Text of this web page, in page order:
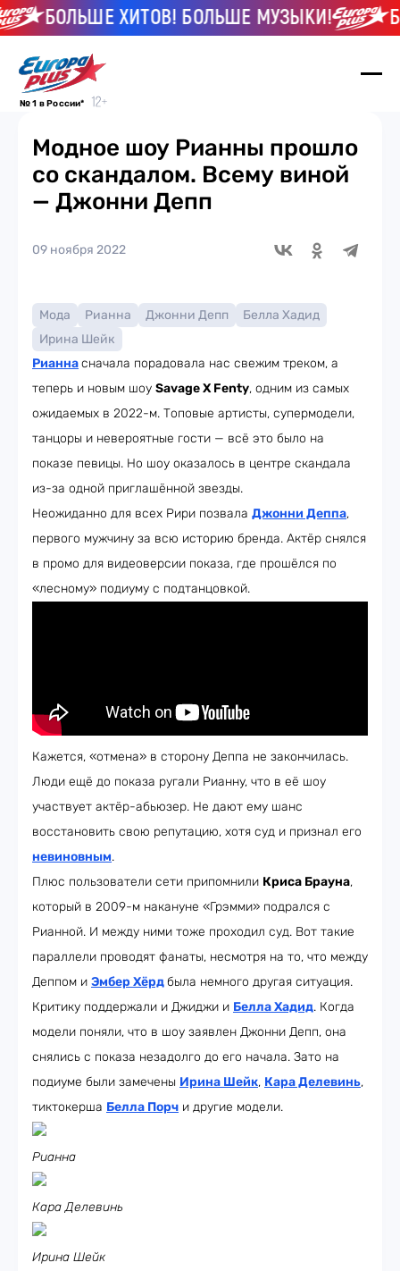
БОЛЬШЕ ХИТОВ! БОЛЬШЕ МУЗЫКИ!
№ 1 в России*
Модное шоу Рианны прошло
со скандалом. Всему виной
— Джонни Депп
09 ноября 2022
Мода Рианна Джонни Депп
Белла Хадид
Ирина Шейк
Рианнасначала порадовала нас свежим треком, а
теперь и новым шоу Savage X Fenty, одним из самых
ожидаемых в 2022-м. Топовые артисты, супермодели,
танцоры и невероятные гости — всё это было на
показе певицы. Но шоу оказалось в центре скандала
из-за одной приглашённой звезды.
Неожиданно для всех Рири позвала Джонни Деппа,
первого мужчину за всю историю бренда. Актёр снялся
в промо для видеоверсии показа, где прошёлся по
«лесному» подиуму с подтанцовкой.
Кажется, «отмена» в сторону Деппа не закончилась.
Люди ещё до показа ругали Рианну, что в её шоу
участвует актёр-абьюзер. Не дают ему шанс
восстановить свою репутацию, хотя суд и признал его
невиновным.
Плюс пользователи сети припомнили Криса Брауна,
который в 2009-м накануне «Грэмми» подрался с
Рианной. И между ними тоже проходил суд. Вот такие
параллели проводят фанаты, несмотря на то, что между
Деппом и Эмбер Хёрд была немного другая ситуация.
Критику поддержали и Джиджи и Белла Хадид. Когда
модели поняли, что в шоу заявлен Джонни Депп, она
снялись с показа незадолго до его начала. Зато на
подиуме были замечены Ирина Шейк, Кара Делевинь,
тиктокерша Белла Порч и другие модели.
Рианна
Кара Делевинь
Ирина Шейк